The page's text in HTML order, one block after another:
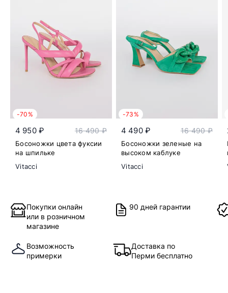
-70%
4 950 ₽ 16 490 ₽
Босоножки цвета фуксии
на шпильке
Vitacci
-73%
4 490 ₽ 16 490 ₽
Босоножки зеленые на
высоком каблуке
Vitacci
Покупки онлайн
или в розничном
магазине
90 дней гарантии
Возможность
примерки
Доставка по
Перми бесплатно